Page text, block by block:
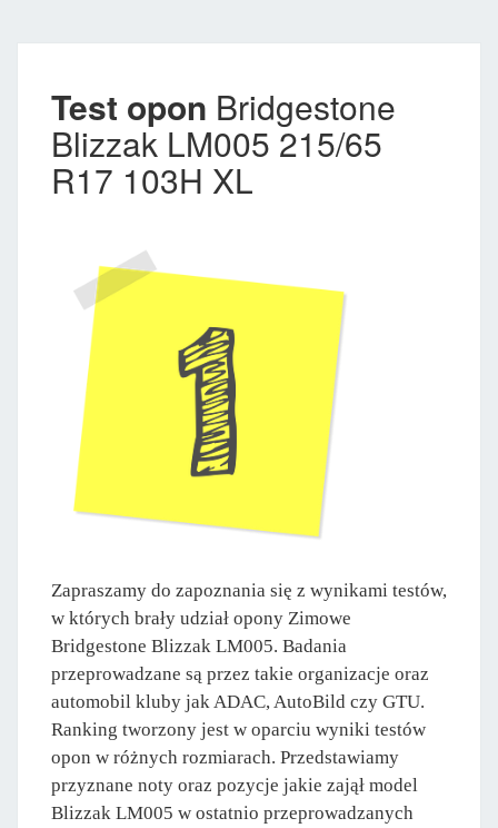
Test opon Bridgestone
Blizzak LM005 215/65
R17 103H XL
Zapraszamy do zapoznania się z wynikami testów,
w których brały udział opony Zimowe
Bridgestone Blizzak LM005. Badania
przeprowadzane są przez takie organizacje oraz
automobil kluby jak ADAC, AutoBild czy GTU.
Ranking tworzony jest w oparciu wyniki testów
opon w różnych rozmiarach. Przedstawiamy
przyznane noty oraz pozycje jakie zajął model
Blizzak LM005 w ostatnio przeprowadzanych